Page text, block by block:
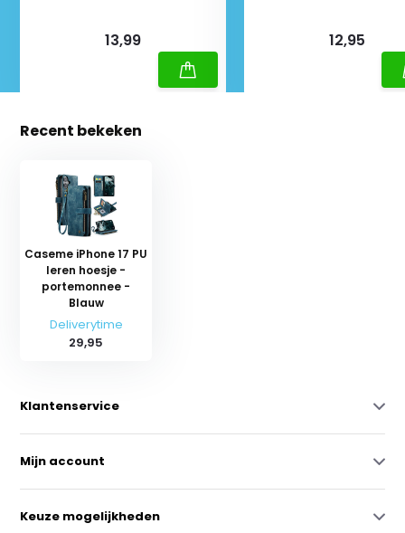
13,99 12,95
Recent bekeken
Caseme iPhone 17 PU
leren hoesje -
portemonnee -
Blauw
Deliverytime
29,95
Klantenservice
Mijn account
Keuze mogelijkheden